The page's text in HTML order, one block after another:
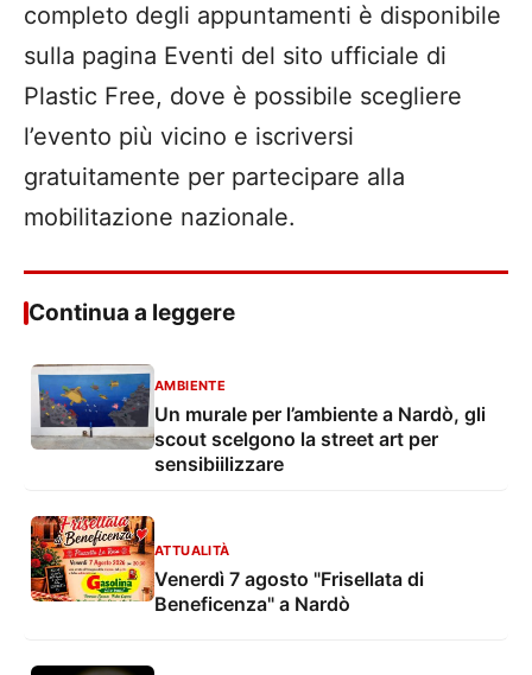
completo degli appuntamenti è disponibile
sulla pagina Eventi del sito ufficiale di
Plastic Free, dove è possibile scegliere
l’evento più vicino e iscriversi
gratuitamente per partecipare alla
mobilitazione nazionale.
Continua a leggere
AMBIENTE
Un murale per l’ambiente a Nardò, gli
scout scelgono la street art per
sensibiilizzare
ATTUALITÀ
Venerdì 7 agosto "Frisellata di
Beneficenza" a Nardò